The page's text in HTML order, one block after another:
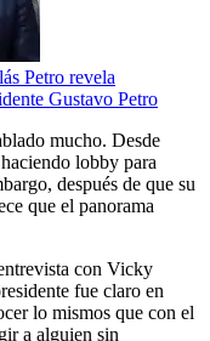
Petro revela
Gustavo Petro
mucho. Desde
lobby para
después de que su
que el panorama
con Vicky
fue claro en
lo mismos que con el
a alguien sin